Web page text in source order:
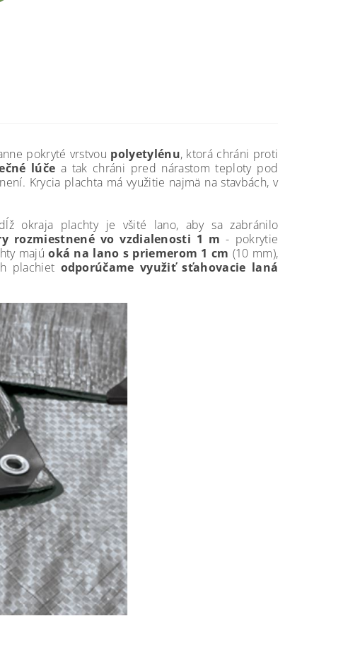
pokryté vrstvou polyetylénu, ktorá chráni proti
lúče a tak chráni pred nárastom teploty pod
Krycia plachta má využitie najmä na stavbách, v
okraja plachty je všité lano, aby sa zabránilo
rozmiestnené vo vzdialenosti 1 m- pokrytie
majúoká na lano s priemerom 1 cm (10 mm),
plachiet odporúčame využiť sťahovacie laná